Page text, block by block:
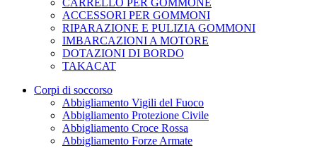
CARRELLO PER GOMMONE
ACCESSORI PER GOMMONI
RIPARAZIONE E PULIZIA GOMMONI
IMBARCAZIONI A MOTORE
DOTAZIONI DI BORDO
TAKACAT
Corpi di soccorso
Abbigliamento Vigili del Fuoco
Abbigliamento Protezione Civile
Abbigliamento Croce Rossa
Abbigliamento Forze Armate